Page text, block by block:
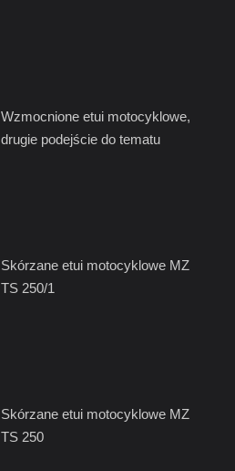
Wzmocnione etui motocyklowe,
drugie podejście do tematu
Skórzane etui motocyklowe MZ
TS 250/1
Skórzane etui motocyklowe MZ
TS 250